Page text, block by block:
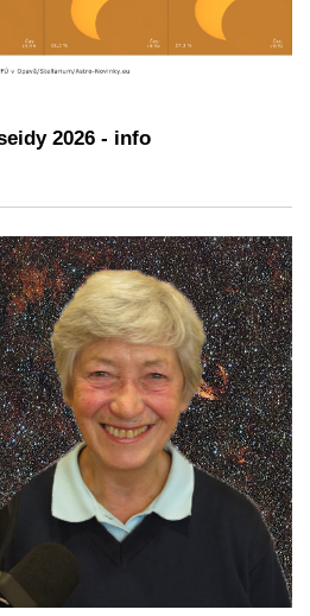
2026 - info